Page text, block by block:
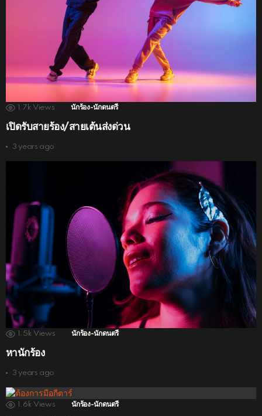
1.7k Views นักร้อง-นักดนตรี
เปิดรับสายร้อง/สายเต้นส่งด่วน
3 years ago
1.5k Views นักร้อง-นักดนตรี
หานักร้อง
3 years ago
1.6k Views นักร้อง-นักดนตรี